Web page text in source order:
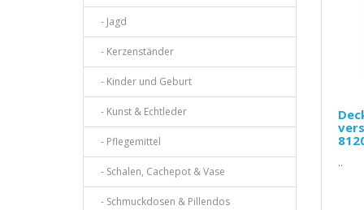
- Jagd
- Kerzenständer
- Kinder und Geburt
- Kunst & Echtleder
- Pflegemittel
- Schalen, Cachepot & Vase
- Schmuckdosen & Pillendos
..